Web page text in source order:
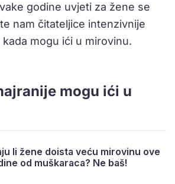
godine uvjeti za žene se
nam čitateljice intenzivnije
mogu ići u mirovinu.
mogu ići u
li žene doista veću mirovinu ove
od muškaraca? Ne baš!